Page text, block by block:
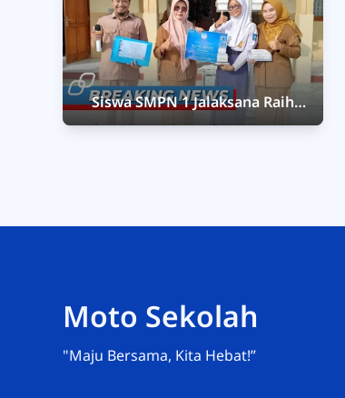
Siswa SMPN 1 Jalaksana Raih
Juara 2 Story Telling Tingkat
Moto Sekolah
"Maju Bersama, Kita Hebat!”